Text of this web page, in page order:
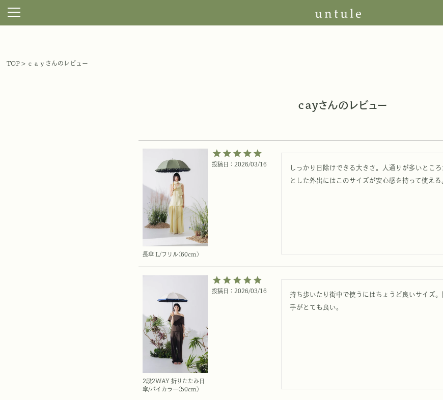
TOP ｃａｙさんのレビュー
ｃａｙさんのレビュー
長傘 L/フリル(60cm)
投稿日 2026/03/16
しっかり日除けできる大きさ。人通りが多いとこ
とした外出にはこのサイズが安心感を持って使える
2段2WAY 折りたたみ日
傘/バイカラー(50cm)
投稿日 2026/03/16
持ち歩いたり街中で使うにはちょうど良いサイズ
手がとても良い。